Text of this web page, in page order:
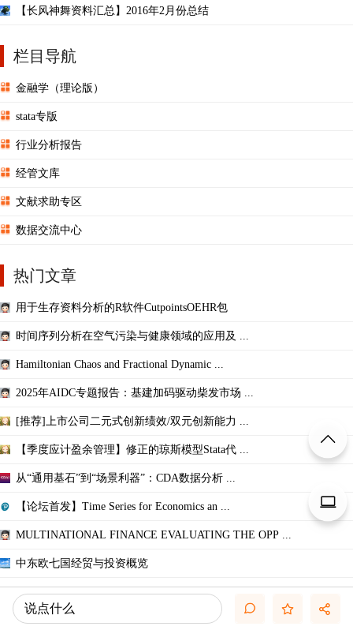
【长风神舞资料汇总】2016年2月份总结
栏目导航
金融学（理论版）
stata专版
行业分析报告
经管文库
文献求助专区
数据交流中心
热门文章
用于生存资料分析的R软件CutpointsOEHR包
时间序列分析在空气污染与健康领域的应用及 ...
Hamiltonian Chaos and Fractional Dynamic ...
2025年AIDC专题报告：基建加码驱动柴发市场 ...
[推荐]上市公司二元式创新绩效/双元创新能力 ...
【季度应计盈余管理】修正的琼斯模型Stata代 ...
从“通用基石”到“场景利器”：CDA数据分析 ...
【论坛首发】Time Series for Economics an ...
MULTINATIONAL FINANCE EVALUATING THE OPP ...
中东欧七国经贸与投资概览
推荐文章
说点什么